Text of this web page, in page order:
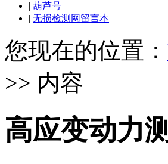
| 葫芦号
| 无损检测网留言本
您现在的位置：
>> 内容
高应变动力